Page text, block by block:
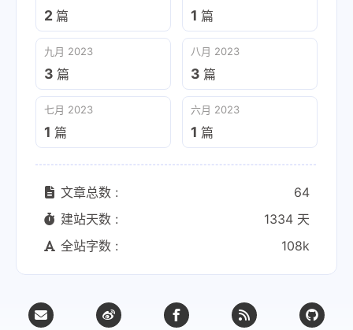
2 篇 1 篇
九月 2023
3 篇
八月 2023
3 篇
七月 2023
1 篇
六月 2023
1 篇
文章总数 :
64
建站天数 :
1334 天
全站字数 :
108k